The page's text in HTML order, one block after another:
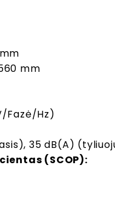
mm
Fazė/Hz)
35 dB(A)
(SCOP):